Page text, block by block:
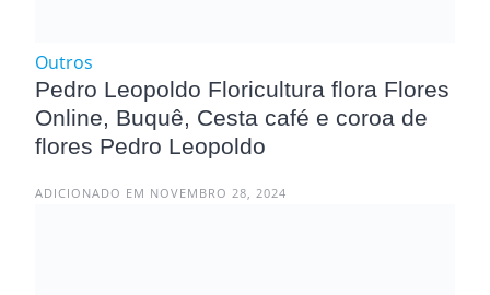
Outros
Pedro Leopoldo Floricultura flora Flores
Online, Buquê, Cesta café e coroa de
flores Pedro Leopoldo
ADICIONADO EM NOVEMBRO 28, 2024